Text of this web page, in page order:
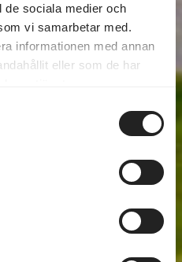
de sociala medier och
vi samarbetar med.
informationen med annan
eller som de har